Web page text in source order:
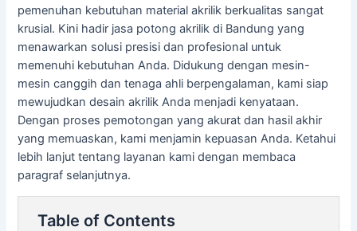
pemenuhan kebutuhan material akrilik berkualitas sangat
krusial. Kini hadir jasa potong akrilik di Bandung yang
menawarkan solusi presisi dan profesional untuk
memenuhi kebutuhan Anda. Didukung dengan mesin-
mesin canggih dan tenaga ahli berpengalaman, kami siap
mewujudkan desain akrilik Anda menjadi kenyataan.
Dengan proses pemotongan yang akurat dan hasil akhir
yang memuaskan, kami menjamin kepuasan Anda. Ketahui
lebih lanjut tentang layanan kami dengan membaca
paragraf selanjutnya.
Table of Contents